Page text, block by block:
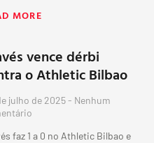
MORE
vence dérbi
o Athletic Bilbao
julho de 2025 Nenhum
faz 1 a 0 no Athletic Bilbao e